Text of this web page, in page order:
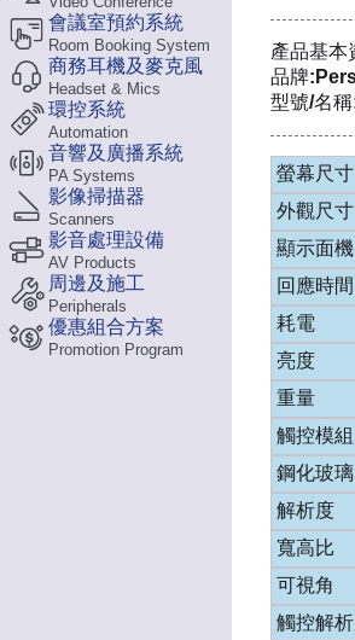
會議室預約系統
Room Booking System
商務耳機及麥克風
Headset & Mics
環控系統
Automation
音響及廣播系統
PA Systems
影像掃描器
Scanners
影音處理設備
AV Products
周邊及施工
Peripherals
優惠組合方案
Promotion Program
產品基本
品牌
型號/名
螢幕尺寸
外觀尺寸
顯示面機
回應時間
耗電
亮度
重量
觸控模組
鋼化玻璃
解析度
寬高比
可視角
觸控解